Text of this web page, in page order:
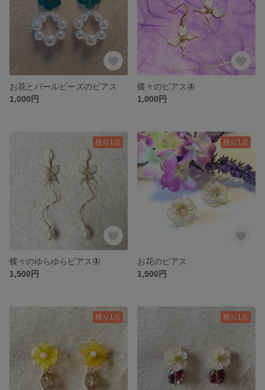
お花とパールビーズのピアス
1,000円
蝶々のピアス🦋
1,000円
残り1点
蝶々のゆらゆらピアス🦋
1,500円
残り1点
お花のピアス
1,500円
残り1点 残り1点